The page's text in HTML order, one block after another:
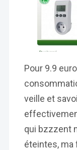
Pour 9.9
veille et
qui bzzzent
éteintes, ma